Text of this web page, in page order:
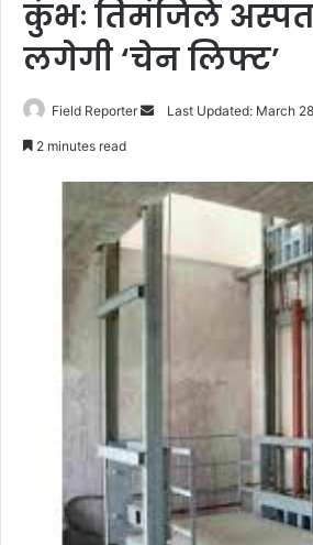
कुंभः तिमंजिले
लगेगी ‘चेन लिफ्ट’
Field Reporter
SendLast Updated: March
2 minutes read